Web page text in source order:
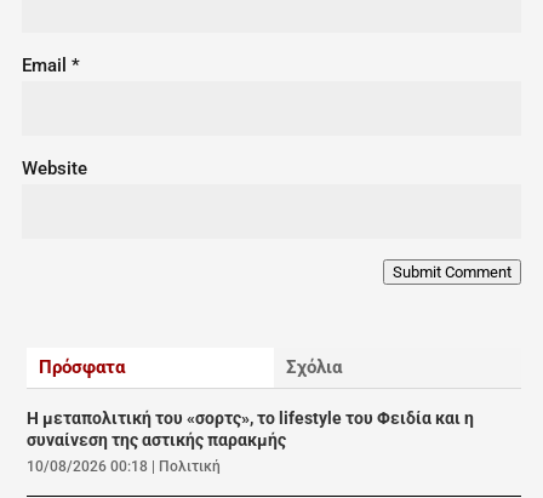
Email *
Website
Submit Comment
Πρόσφατα Σχόλια
Η μεταπολιτική του «σορτς», το lifestyle του Φειδία και η
συναίνεση της αστικής παρακμής
10/08/2026 00:18 | Πολιτική